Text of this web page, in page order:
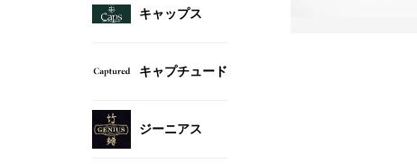
キャップス
キャプチュード
ジーニアス